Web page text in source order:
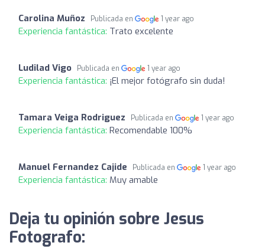
Carolina Muñoz Publicada en 1 year ago
Experiencia fantástica: Trato excelente
Ludilad Vigo Publicada en 1 year ago
Experiencia fantástica: ¡El mejor fotógrafo sin duda!
Tamara Veiga Rodriguez Publicada en 1 year ago
Experiencia fantástica: Recomendable 100%
Manuel Fernandez Cajide Publicada en 1 year ago
Experiencia fantástica: Muy amable
Deja tu opinión sobre Jesus
Fotografo: